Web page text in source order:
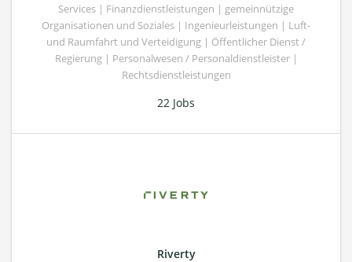
Services | Finanzdienstleistungen | gemeinnützige
Organisationen und Soziales | Ingenieurleistungen | Luft-
und Raumfahrt und Verteidigung | Öffentlicher Dienst /
Regierung | Personalwesen / Personaldienstleister |
Rechtsdienstleistungen
22 Jobs
Riverty